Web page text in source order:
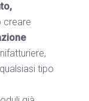
creare
tipo